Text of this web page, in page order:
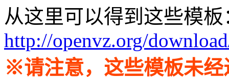
从这里可以得到这些模板
http://openvz.org/
※请注意，这些模板未